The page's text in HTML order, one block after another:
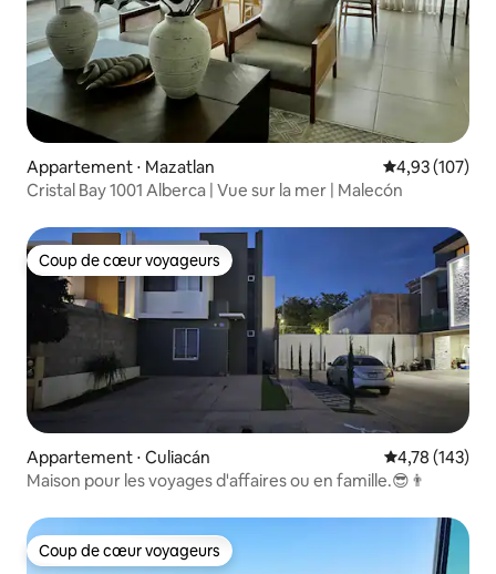
Appartement ⋅ Mazatlan Évaluation
4,93 (107)
Cristal Bay 1001 Alberca | Vue sur la mer | Malecón
Coup de cœur voyageurs
Coup de cœur voyageurs
Appartement ⋅ Culiacán Évaluation
4,78 (143)
Maison pour les voyages d'affaires ou en famille.😎👨‍
Coup de cœur voyageurs
Coup de cœur voyageurs